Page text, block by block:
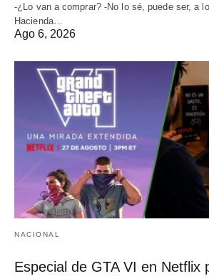
-¿Lo van a comprar? -No lo sé, puede ser, a
Hacienda…
Ago 6, 2026
NACIONAL
Especial de GTA VI en Netflix